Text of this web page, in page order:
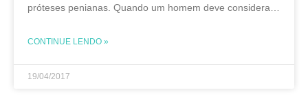
próteses penianas. Quando um homem deve considerar
um
CONTINUE LENDO »
19/04/2017